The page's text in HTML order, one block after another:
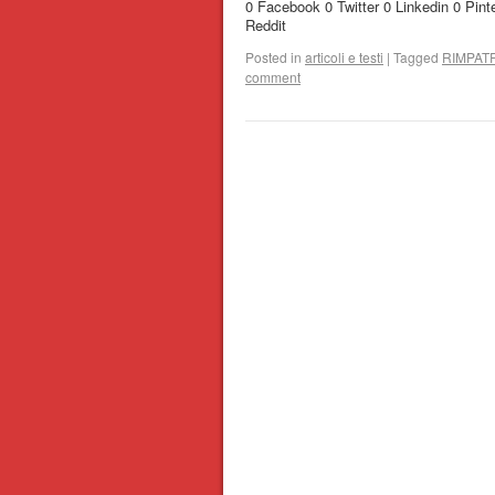
0 Facebook 0 Twitter 0 Linkedin 0
Reddit
Posted in articoli e testi | Tagged
comment